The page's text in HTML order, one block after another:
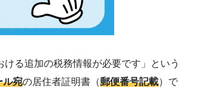
る追加の税務情報が必要です」という
ル宛の居住者証明書（郵便番号記載）で